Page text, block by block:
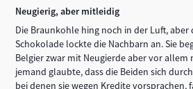
Neugierig, aber mitleidig
Die Braunkohle hing noch in der Luft,
Schokolade lockte die Nachbarn an. Sie
Belgier zwar mit Neugierde aber vor allem
jemand glaubte, dass die Beiden sich
bei denen sie wegen Kredite vorsprachen,